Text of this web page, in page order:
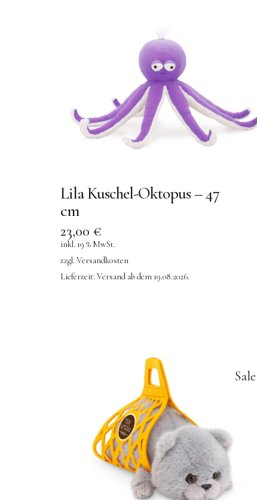
Lila Kuschel-Oktopus – 47
cm
23,00 €
inkl. 19 % MwSt.
zzgl. Versandkosten
Lieferzeit: Versand ab dem 19.08.2026.
Sale